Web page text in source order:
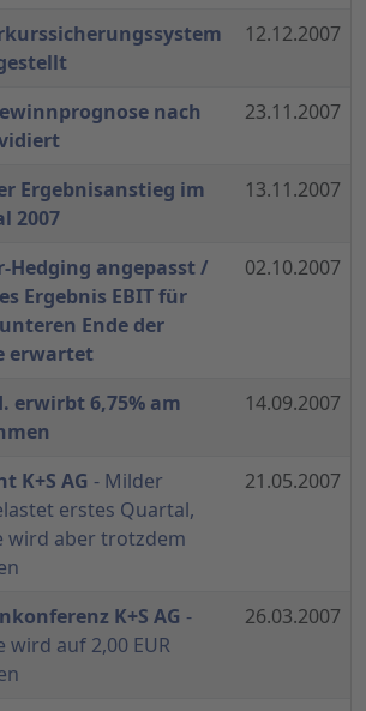
12.12.2007
nach
23.11.2007
Ergebnisanstieg im
2007
13.11.2007
Hedging angepasst /
Ergebnis EBIT für
Ende der
erwartet
02.10.2007
erwirbt 6,75% am
14.09.2007
K+S AG - Milder
erstes Quartal,
wird aber trotzdem
21.05.2007
K+S AG -
wird auf 2,00 EUR
26.03.2007